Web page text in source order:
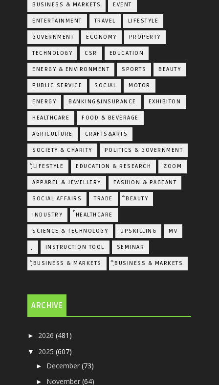
BUSINESS & MARKETS EVENT
ENTERTAINMENT TRAVEL LIFESTYLE
GOVERNMENT ECONOMY PROPERTY
TECHNOLOGY CSR EDUCATION
ENERGY & ENVIRONMENT SPORTS BEAUTY
PUBLIC SERVICE SOCIAL MOTOR
ENERGY BANKING&INSURANCE EXHIBITON
HEALTHCARE FOOD & BEVERAGE
AGRICULTURE CRAFTS&ARTS
SOCIETY & CHARITY POLITICS & GOVERNMENT
ฺัLIFESTYLE EDUCATION & RESEARCH ZOOM
APPAREL & JEWELLERY FASHION & PAGEANT
SOCIAL AFFAIRS TRADE ิBEAUTY
INDUSTRY ้HEALTHCARE
SCIENCE & TECHNOLOGY UPSKILLING MV
INSTRUCTION TOOL SEMINAR
ฺัBUSINESS & MARKETS ฺิBUSINESS & MARKETS
ARCHIVE
► 2026(481)
▼ 2025(607)
► December(73)
► November(64)